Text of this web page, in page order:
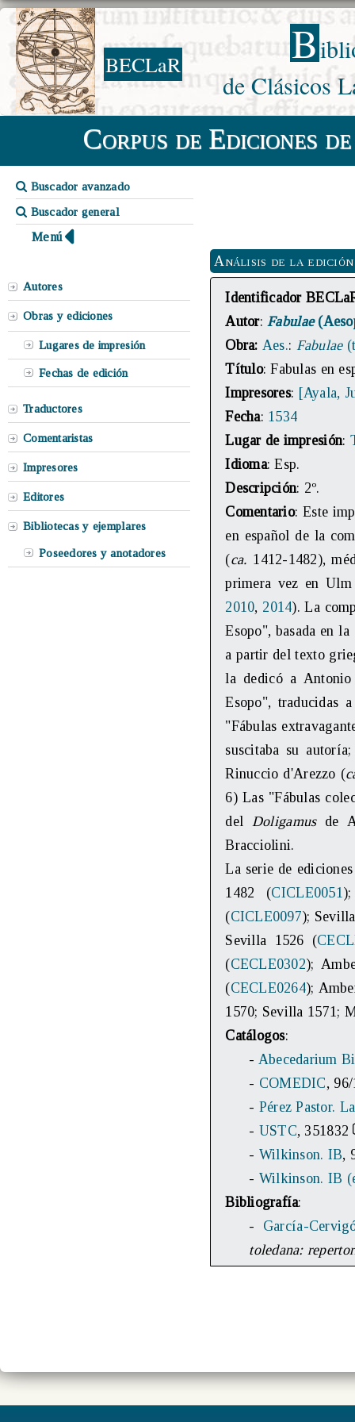
BECLaR B
de Clásicos
Corpus de Ediciones
Buscador avanzado
Buscador general
Menú
Autores
Obras y ediciones
Lugares de impresión
Fechas de edición
Traductores
Comentaristas
Impresores
Editores
Bibliotecas y ejemplares
Poseedores y anotadores
Análisis de la edición
Identificador
Autor:Fabulae
Obra: Aes.: Fabulae
Título: Fabulas en
Impresores: [Ayala,
Fecha: 1534
Lugar de impresión:
Idioma: Esp.
Descripción: 2º.
Comentario: Este
en español de la
(ca. 1412-1482),
primera vez en
2010, 2014). La
Esopo", basada en
a partir del texto
la dedicó a Antonio
Esopo", traducidas
"Fábulas
suscitaba su
Rinuccio d'Arezzo (
6) Las "Fábulas
del Doligamusde
Bracciolini.
La serie de
1482 (CICLE0051
(CICLE0097);
Sevilla 1526 (
(CECLE0302);
(CECLE0264);
1570; Sevilla 1571;
Catálogos:
- Abecedarium
- COMEDIC,
- Pérez Pastor.
- USTC, 351832
- Wilkinson. IB,
- Wilkinson. IB
Bibliografía:
- García-
toledana: